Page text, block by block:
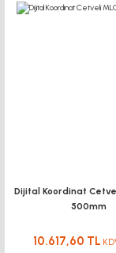
Dijital Koordinat
500mm
10.617,60 TL